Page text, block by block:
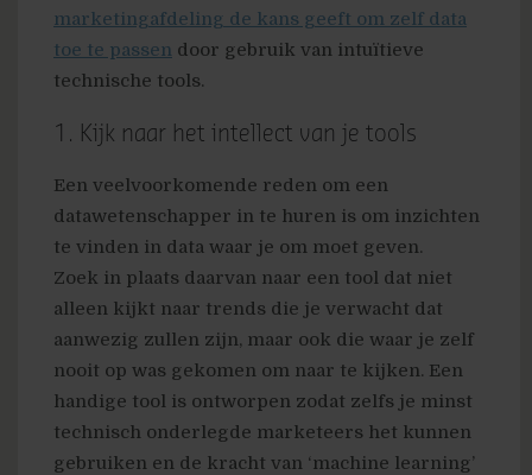
marketingafdeling de kans geeft om zelf data
toe te passen door gebruik van intuïtieve
technische tools.
1. Kijk naar het intellect van je tools
Een veelvoorkomende reden om een
datawetenschapper in te huren is om inzichten
te vinden in data waar je om moet geven.
Zoek in plaats daarvan naar een tool dat niet
alleen kijkt naar trends die je verwacht dat
aanwezig zullen zijn, maar ook die waar je zelf
nooit op was gekomen om naar te kijken. Een
handige tool is ontworpen zodat zelfs je minst
technisch onderlegde marketeers het kunnen
gebruiken en de kracht van ‘machine learning’